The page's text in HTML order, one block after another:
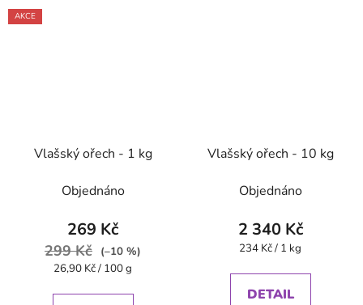
AKCE
Vlašský ořech - 1 kg
Objednáno
269 Kč
299 Kč
(–10 %)
Měrná
26,90 Kč / 100 g
Vlašský ořech - 10 kg
Objednáno
2 340 Kč
Měrná
234 Kč / 1 kg
DETAIL